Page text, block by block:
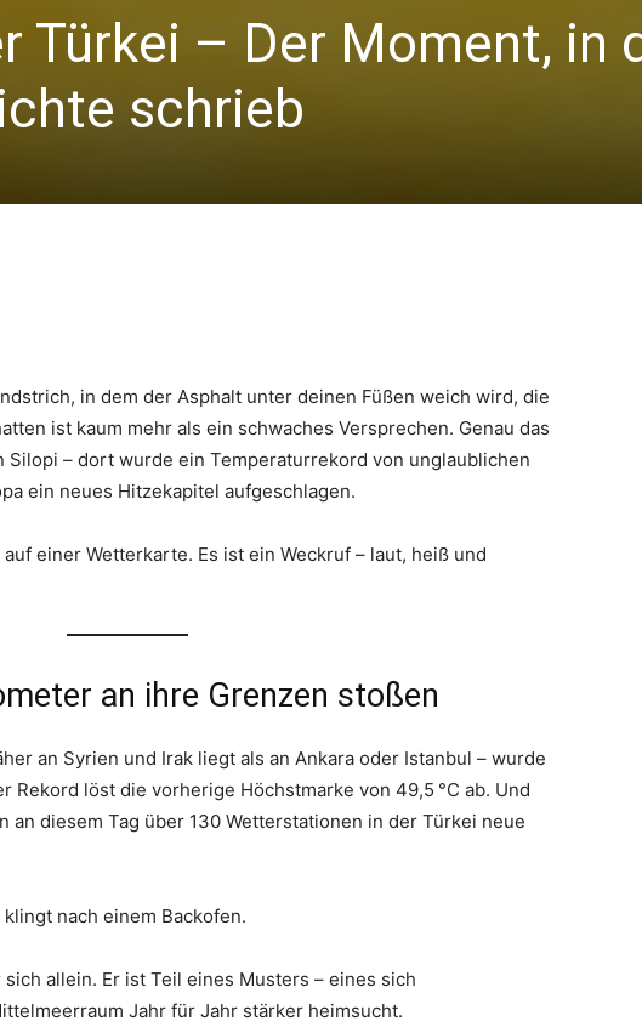
Türkei – Der Moment, in
schrieb
in dem der Asphalt unter deinen Füßen weich wird, die
ist kaum mehr als ein schwaches Versprechen. Genau das
Silopi – dort wurde ein Temperaturrekord von unglaublichen
ein neues Hitzekapitel aufgeschlagen.
einer Wetterkarte. Es ist ein Weckruf – laut, heiß und
an ihre Grenzen stoßen
an Syrien und Irak liegt als an Ankara oder Istanbul – wurde
Rekord löst die vorherige Höchstmarke von 49,5 °C ab. Und
an diesem Tag über 130 Wetterstationen in der Türkei neue
nach einem Backofen.
allein. Er ist Teil eines Musters – eines sich
Jahr für Jahr stärker heimsucht.